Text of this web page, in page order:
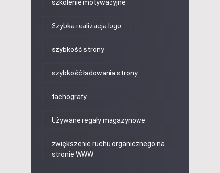
szkolenie motywacyjne
Szybka realizacja logo
szybkość strony
szybkość ładowania strony
tachografy
Używane regały magazynowe
zwiększenie ruchu organicznego na
stronie WWW